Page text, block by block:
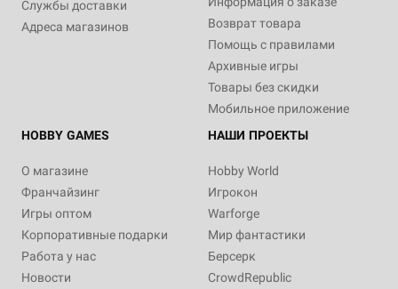
Службы доставки
Адреса магазинов
Возврат товара
Помощь с правилами
Архивные игры
Товары без скидки
Мобильное приложение
HOBBY GAMES
О магазине
Франчайзинг
Игры оптом
Корпоративные подарки
Работа у нас
Новости
НАШИ ПРОЕКТЫ
Hobby World
Игрокон
Warforge
Мир фантастики
Берсерк
CrowdRepublic